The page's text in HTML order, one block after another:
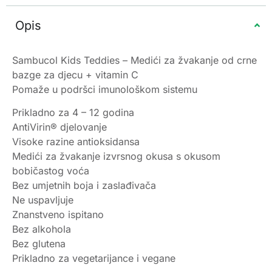
Opis
Sambucol Kids Teddies – Medići za žvakanje od crne
bazge za djecu + vitamin C
Pomaže u podršci imunološkom sistemu
Prikladno za 4 – 12 godina
AntiVirin® djelovanje
Visoke razine antioksidansa
Medići za žvakanje izvrsnog okusa s okusom
bobičastog voća
Bez umjetnih boja i zaslađivača
Ne uspavljuje
Znanstveno ispitano
Bez alkohola
Bez glutena
Prikladno za vegetarijance i vegane